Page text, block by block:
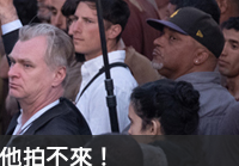
拍不來！